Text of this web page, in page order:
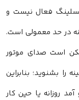
فعال نیست و
در حد معمولی است.
است صدای موتور
بشنوید؛ بنابراین
روزانه یا حین کار